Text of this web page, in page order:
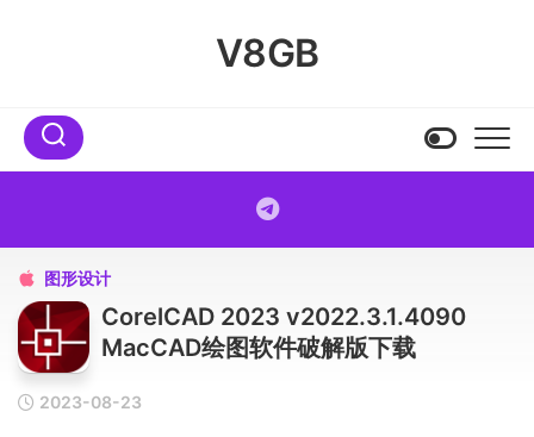
V8GB
 图形设计
CorelCAD 2023 v2022.3.1.4090
MacCAD绘图软件破解版下载
2023-08-23